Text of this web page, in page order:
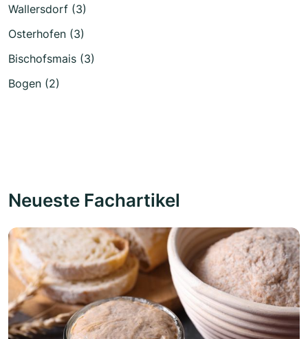
Wallersdorf (3)
Osterhofen (3)
Bischofsmais (3)
Bogen (2)
Neueste Fachartikel